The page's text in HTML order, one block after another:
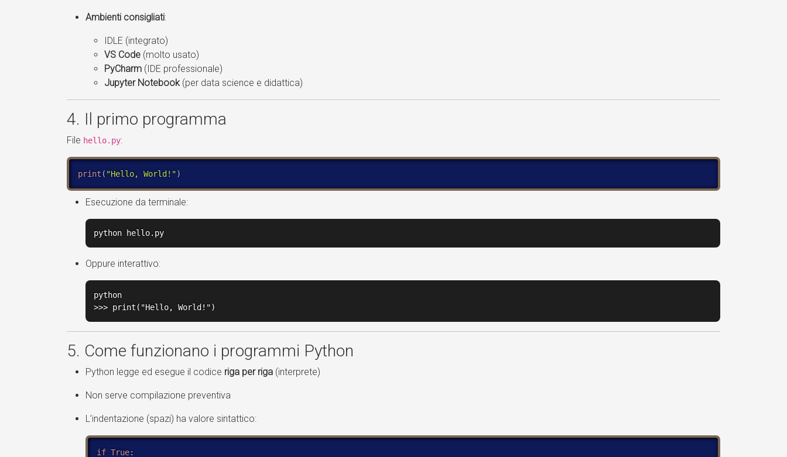
Ambienti consigliati:
IDLE (integrato)
VS Code (molto usato)
PyCharm (IDE professionale)
Jupyter Notebook(per data science e didattica)
4. Il primo programma
File hello.py:
print ( "Hello, World!")
Esecuzione da terminale:
python hello.py
Oppure interattivo:
python
>>> print("Hello, World!")
5. Come funzionano i programmi Python
Python legge ed esegue il codice riga per riga (interprete)
Non serve compilazione preventiva
L’indentazione (spazi) ha valore sintattico:
if True: